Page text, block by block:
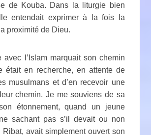
de Kouba. Dans la liturgie bien
entendait exprimer à la fois la
proximité de Dieu.
avec l’Islam marquait son chemin
était en recherche, en attente de
musulmans et d’en recevoir une
chemin. Je me souviens de sa
étonnement, quand un jeune
sachant pas s’il devait ou non
Ribat, avait simplement ouvert son